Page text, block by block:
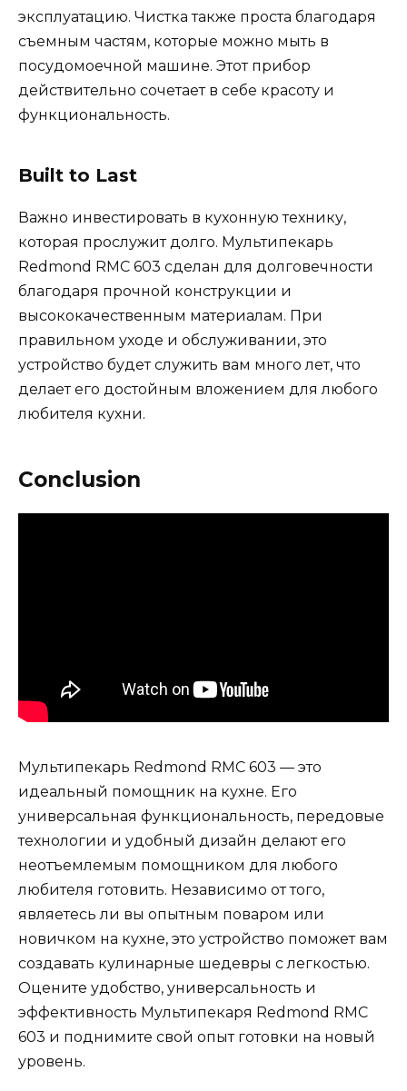
эксплуатацию. Чистка также проста благодаря
съемным частям, которые можно мыть в
посудомоечной машине. Этот прибор
действительно сочетает в себе красоту и
функциональность.
Built to Last
Важно инвестировать в кухонную технику,
которая прослужит долго. Мультипекарь
Redmond RMC 603 сделан для долговечности
благодаря прочной конструкции и
высококачественным материалам. При
правильном уходе и обслуживании, это
устройство будет служить вам много лет, что
делает его достойным вложением для любого
любителя кухни.
Conclusion
Мультипекарь Redmond RMC 603 — это
идеальный помощник на кухне. Его
универсальная функциональность, передовые
технологии и удобный дизайн делают его
неотъемлемым помощником для любого
любителя готовить. Независимо от того,
являетесь ли вы опытным поваром или
новичком на кухне, это устройство поможет вам
создавать кулинарные шедевры с легкостью.
Оцените удобство, универсальность и
эффективность Мультипекаря Redmond RMC
603 и поднимите свой опыт готовки на новый
уровень.